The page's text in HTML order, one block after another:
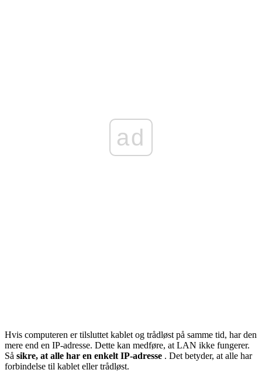
ad
Hvis computeren er tilsluttet kablet og trådløst på samme tid, har den
mere end en IP-adresse. Dette kan medføre, at LAN ikke fungerer.
Så sikre, at alle har en enkelt IP-adresse . Det betyder, at alle har
forbindelse til kablet eller trådløst.